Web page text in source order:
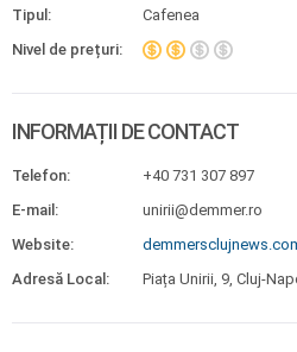
Tipul:
Cafenea
Nivel de prețuri:
INFORMAȚII DE CONTACT
Telefon:
+40 731 307 897
E-mail:
unirii@demmer.ro
Website:
Adresă Local:
Piața Unirii, 9, Cluj-